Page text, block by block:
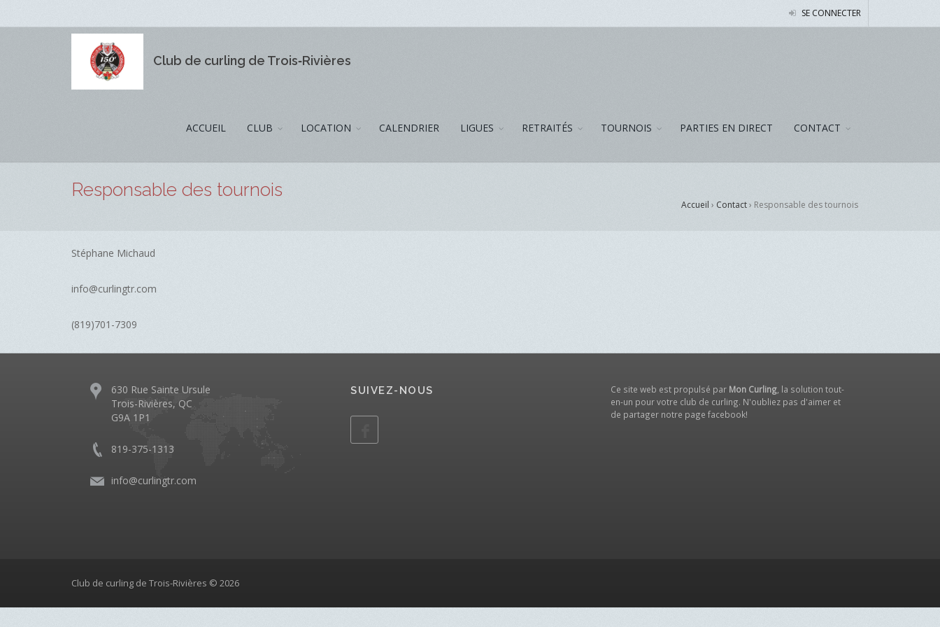
SE CONNECTER
Club de curling de Trois‑Rivières
ACCUEIL CLUB LOCATION CALENDRIER LIGUES RETRAITÉS TOURNOIS PARTIES EN DIRECT CONTACT
Responsable des tournois
Accueil › Contact› Responsable des tournois
Stéphane Michaud
info@curlingtr.com
(819)701-7309
630 Rue Sainte Ursule
Trois-Rivières, QC
G9A 1P1
819-375-1313
info@curlingtr.com
SUIVEZ-NOUS Ce site web est propulsé par Mon Curling, la solution tout-
en-un pour votre club de curling. N'oubliez pas d'aimer et
de partager notre page facebook!
Club de curling de Trois-Rivières © 2026